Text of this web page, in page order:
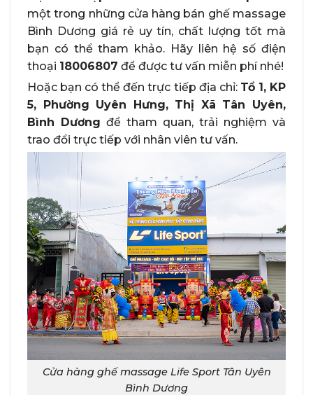
một trong những cửa hàng bán ghế massage
Bình Dương giá rẻ uy tín, chất lượng tốt mà
bạn có thể tham khảo. Hãy liên hệ số điện
thoại 18006807 để được tư vấn miễn phí nhé!
Hoặc bạn có thể đến trực tiếp địa chỉ: Tổ 1, KP
5, Phường Uyên Hưng, Thị Xã Tân Uyên,
Bình Dương để tham quan, trải nghiệm và
trao đổi trực tiếp với nhân viên tư vấn.
Cửa hàng ghế massage Life Sport Tân Uyên
Bình Dương